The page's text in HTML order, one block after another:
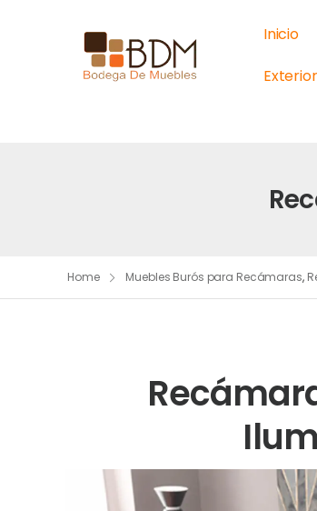
Inicio
Exterior
Home Muebles Burós para Recámaras,